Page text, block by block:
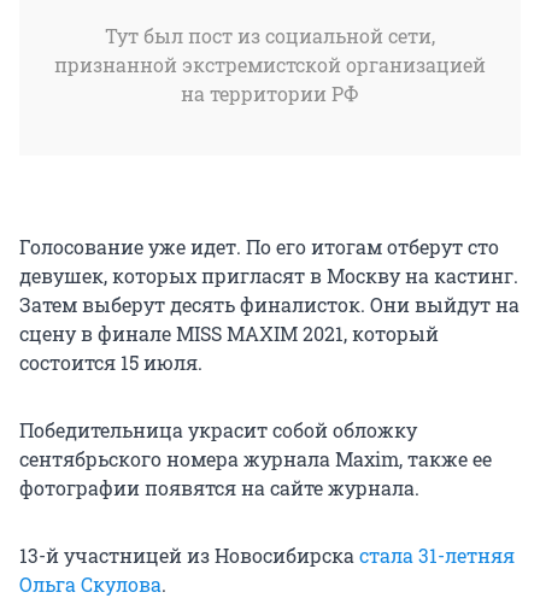
Тут был пост из социальной сети,
признанной экстремистской организацией
на территории РФ
Голосование уже идет. По его итогам отберут сто
девушек, которых пригласят в Москву на кастинг.
Затем выберут десять финалисток. Они выйдут на
сцену в финале MISS MAXIM 2021, который
состоится 15 июля.
Победительница украсит собой обложку
сентябрьского номера журнала Maxim, также ее
фотографии появятся на сайте журнала.
13-й участницей из Новосибирскастала 31-летняя
Ольга Скулова.